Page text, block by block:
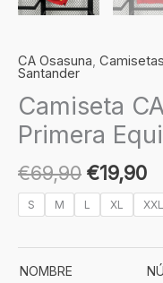
CA Osasuna,
Santander
Camiseta
Primera
€69,90 €19,90
S M L XL XXL
NOMBRE